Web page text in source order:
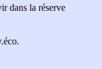
dans la réserve